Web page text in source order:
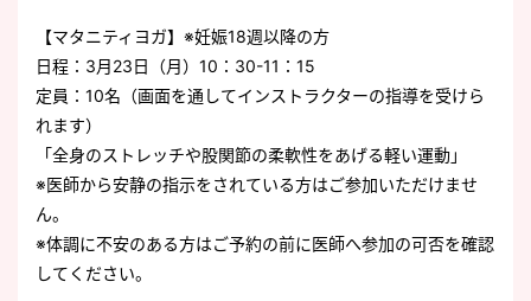
【マタニティヨガ】※妊娠18週以降の方
日程：3月23日（月）10：30-11：15
定員：10名（画面を通してインストラクターの指導を受けら
れます）
「全身のストレッチや股関節の柔軟性をあげる軽い運動」
※医師から安静の指示をされている方はご参加いただけませ
ん。
※体調に不安のある方はご予約の前に医師へ参加の可否を確認
してください。